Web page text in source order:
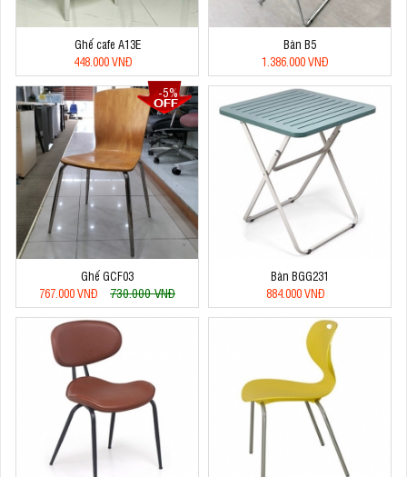
Ghế cafe A13E
448.000 VNĐ
Bàn B5
1.386.000 VNĐ
-5%
Ghế GCF03
767.000 VNĐ
730.000 VNĐ
Bàn BGG231
884.000 VNĐ